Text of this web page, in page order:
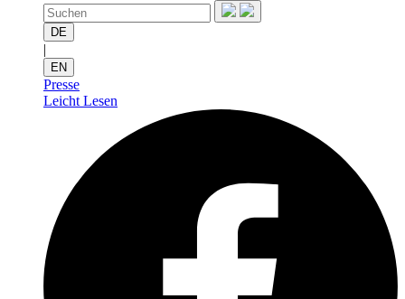
DE
|
EN
Presse
Leicht Lesen